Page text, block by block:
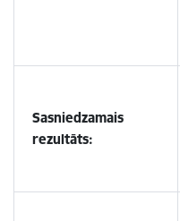
Sasniedzamais
rezultāts: